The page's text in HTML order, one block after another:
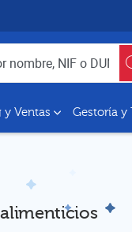
y Ventas Gestoría y